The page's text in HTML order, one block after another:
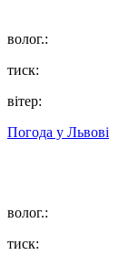
волог.:
тиск:
вітер:
Погода у Львові
волог.:
тиск: